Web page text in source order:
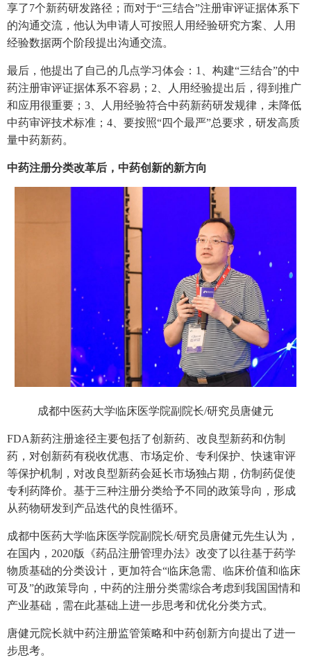
享了7个新药研发路径；而对于“三结合”注册审评证据体系下
的沟通交流，他认为申请人可按照人用经验研究方案、人用
经验数据两个阶段提出沟通交流。
最后，他提出了自己的几点学习体会：1、构建“三结合”的中
药注册审评证据体系不容易；2、人用经验提出后，得到推广
和应用很重要；3、人用经验符合中药新药研发规律，未降低
中药审评技术标准；4、要按照“四个最严”总要求，研发高质
量中药新药。
中药注册分类改革后，中药创新的新方向
成都中医药大学临床医学院副院长/研究员唐健元
FDA新药注册途径主要包括了创新药、改良型新药和仿制
药，对创新药有税收优惠、市场定价、专利保护、快速审评
等保护机制，对改良型新药会延长市场独占期，仿制药促使
专利药降价。基于三种注册分类给予不同的政策导向，形成
从药物研发到产品迭代的良性循环。
成都中医药大学临床医学院副院长/研究员唐健元先生认为，
在国内，2020版《药品注册管理办法》改变了以往基于药学
物质基础的分类设计，更加符合“临床急需、临床价值和临床
可及”的政策导向，中药的注册分类需综合考虑到我国国情和
产业基础，需在此基础上进一步思考和优化分类方式。
唐健元院长就中药注册监管策略和中药创新方向提出了进一
步思考。